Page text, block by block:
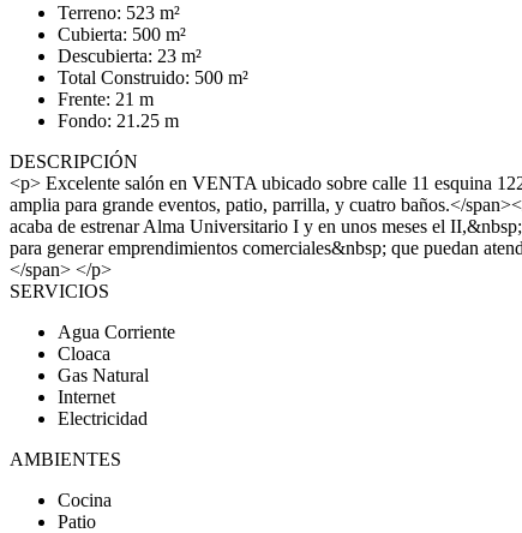
Terreno: 523 m²
Cubierta: 500 m²
Descubierta: 23 m²
Total Construido: 500 m²
Frente: 21 m
Fondo: 21.25 m
DESCRIPCIÓN
<p> Excelente salón en VENTA ubicado sobre calle 11 esquina
amplia para grande eventos, patio, parrilla, y cuatro baños.</
acaba de estrenar Alma Universitario I y en unos meses el
para generar emprendimientos comerciales&nbsp; que puedan
</span> </p>
SERVICIOS
Agua Corriente
Cloaca
Gas Natural
Internet
Electricidad
AMBIENTES
Cocina
Patio